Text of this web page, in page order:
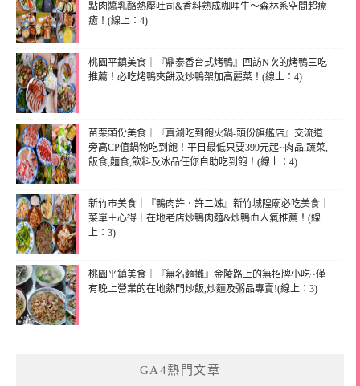
點肉醬乳酪熱壓吐司&香料熟成咖哩牛～森林系空間超療
癒！(線上：4)
桃園平鎮美食｜『鼎泰香台式烤鴨』回訪N次的烤鴨三吃
推薦！必吃烤鴨夾餅及炒鴨架加高麗菜！(線上：4)
苗栗頭份美食｜『真涮吃到飽火鍋-頭份旗艦店』交流道
旁高CP值鍋物吃到飽！平日最低只要399元起~肉品,蔬菜,
飯食,麵食,飲料及冰品任你自助吃到飽！(線上：4)
新竹市美食｜『鴨肉許．許二姊』新竹城隍廟必吃美食｜
菜單＋心得｜在地老店炒鴨肉麵&炒鴨血人氣推薦！(線
上：3)
桃園平鎮美食｜『無名麵攤』金陵路上的無招牌小吃~僅
有晚上營業的在地熱門炒飯,炒麵及粥品專賣!(線上：3)
GA4熱門文章